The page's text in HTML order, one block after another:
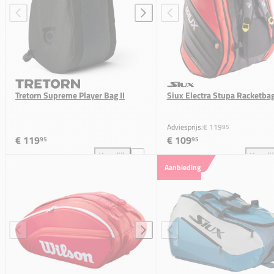
Tretorn Supreme Player Bag II
€ 11995
Vergelijk
Tretorn Supreme Player Bag II toevoegen aan
Siux Electra Stupa
Adviesprijs:€ 11995
€ 10995
Aanbieding